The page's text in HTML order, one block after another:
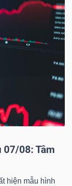
08: Tâm
hiện mẫu hình